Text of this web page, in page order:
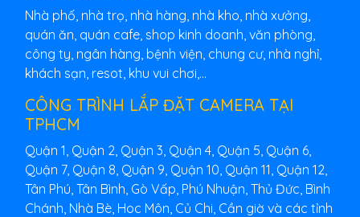
Nhà phố, nhà trọ, nhà hàng, nhà kho, nhà xưởng,
quán ăn, quán cafe, shop kinh doanh, văn phòng,
công ty, ngân hàng, bệnh viện, chung cư, nhà nghỉ,
khách sạn, resot, khu vui chơi,...
CÔNG TRÌNH LẮP ĐẶT CAMERA TẠI
TPHCM
Quận 1, Quận 2, Quận 3, Quận 4, Quận 5, Quận 6,
Quận 7, Quận 8, Quận 9, Quận 10, Quận 11, Quận 12,
Tân Phú, Tân Bình, Gò Vấp, Phú Nhuận, Thủ Đức, Bình
Chánh, Nhà Bè, Hoc Môn, Củ Chi, Cần giờ và các tỉnh